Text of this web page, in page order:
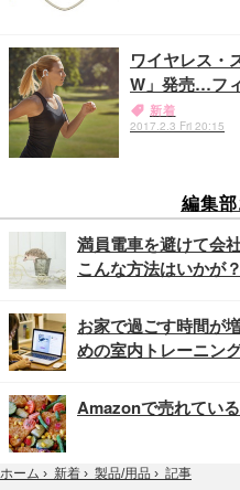
ワイヤレス・
W」発売…フ
新着
2017.2.3 Fri 20:15
編集
満員電車を避けて会
こんな方法はいかが？
お家で過ごす時間が
めの室内トレーニン
Amazonで売れてい
ホーム › 新着 › 製品/用品 › 記事